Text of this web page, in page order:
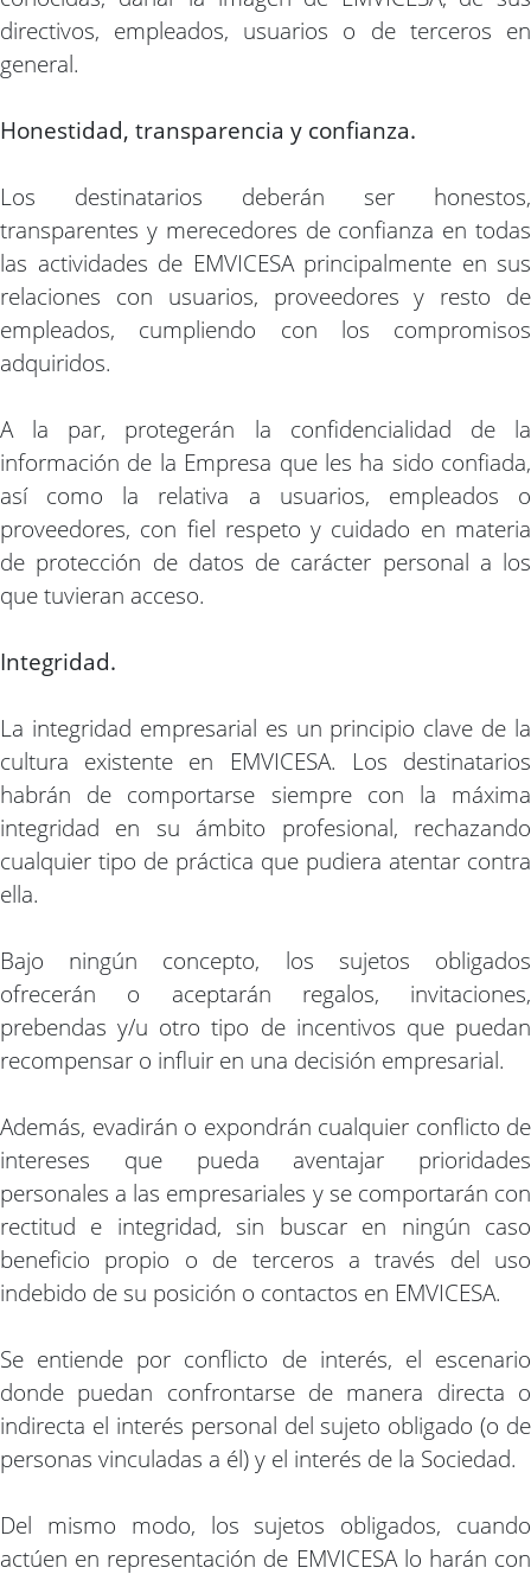
directivos, empleados, usuarios o de terceros en
general.
Honestidad, transparencia y confianza.
Los destinatarios deberán ser honestos,
transparentes y merecedores de confianza en todas
las actividades de EMVICESA principalmente en sus
relaciones con usuarios, proveedores y resto de
empleados, cumpliendo con los compromisos
adquiridos.
A la par, protegerán la confidencialidad de la
información de la Empresa que les ha sido confiada,
así como la relativa a usuarios, empleados o
proveedores, con fiel respeto y cuidado en materia
de protección de datos de carácter personal a los
que tuvieran acceso.
Integridad.
La integridad empresarial es un principio clave de la
cultura existente en EMVICESA. Los destinatarios
habrán de comportarse siempre con la máxima
integridad en su ámbito profesional, rechazando
cualquier tipo de práctica que pudiera atentar contra
ella.
Bajo ningún concepto, los sujetos obligados
ofrecerán o aceptarán regalos, invitaciones,
prebendas y/u otro tipo de incentivos que puedan
recompensar o influir en una decisión empresarial.
Además, evadirán o expondrán cualquier conflicto de
intereses que pueda aventajar prioridades
personales a las empresariales y se comportarán con
rectitud e integridad, sin buscar en ningún caso
beneficio propio o de terceros a través del uso
indebido de su posición o contactos en EMVICESA.
Se entiende por conflicto de interés, el escenario
donde puedan confrontarse de manera directa o
indirecta el interés personal del sujeto obligado (o de
personas vinculadas a él) y el interés de la Sociedad.
Del mismo modo, los sujetos obligados, cuando
actúen en representación de EMVICESA lo harán con